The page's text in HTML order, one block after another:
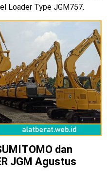
Loader Type JGM757.
dan
JGMAgustus